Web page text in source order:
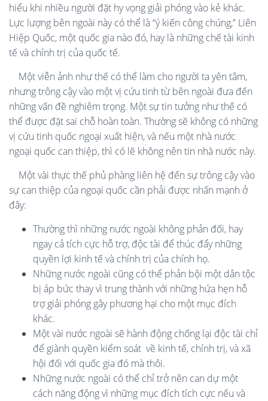
hiểu khi nhiều người đặt hy vọng giải phóng vào kẻ khác.
Lực lượng bên ngoài này có thể là “ý kiến công chúng,” Liên
Hiệp Quốc, một quốc gia nào đó, hay là những chế tài kinh
tế và chính trị của quốc tế.
Một viễn ảnh như thế có thể làm cho người ta yên tâm,
nhưng trông cậy vào một vị cứu tinh từ bên ngoài đưa đến
những vấn đề nghiêm trọng. Một sự tin tưởng như thế có
thể được đặt sai chỗ hoàn toàn. Thường sẽ không có những
vị cứu tinh quốc ngoại xuất hiện, và nếu một nhà nước
ngoại quốc can thiệp, thì có lẽ không nên tin nhà nước này.
Một vài thực thế phủ phàng liên hệ đến sự trông cậy vào
sự can thiệp của ngoại quốc cần phải được nhấn mạnh ở
đây:
Thường thì những nước ngoài không phản đối, hay
ngay cả tích cực hỗ trợ, độc tài để thúc đẩy những
quyền lợi kinh tế và chính trị của chính họ.
Những nước ngoài cũng có thể phản bội một dân tộc
bị áp bức thay vì trung thành với những hứa hẹn hỗ
trợ giải phóng gây phương hại cho một mục đích
khác.
Một vài nước ngoài sẽ hành động chống lại độc tài chỉ
để giành quyền kiểm soát về kinh tế, chính trị, và xã
hội đối với quốc gia đó mà thôi.
Những nước ngoài có thể chỉ trở nên can dự một
cách năng động vì những mục đích tích cực nếu và